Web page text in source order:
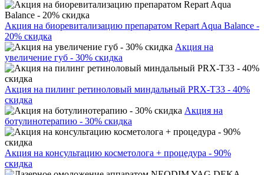
Акция на биоревитализацию препаратом Repart Aqua Balance -
20% скидка
Акция на
увеличение губ - 30% скидка
Акция на пилинг ретиноловый миндальный PRX-T33 - 40%
скидка
Акция на
ботулинотерапию - 30% скидка
Акция на консультацию косметолога + процедура - 90%
скидка